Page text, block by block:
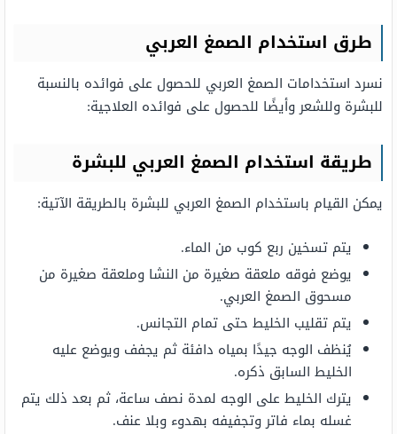
طرق استخدام الصمغ العربي
نسرد استخدامات الصمغ العربي للحصول على فوائده بالنسبة
للبشرة وللشعر وأيضًا للحصول على فوائده العلاجية:
طريقة استخدام الصمغ العربي للبشرة
يمكن القيام باستخدام الصمغ العربي للبشرة بالطريقة الآتية:
يتم تسخين ربع كوب من الماء.
يوضع فوقه ملعقة صغيرة من النشا وملعقة صغيرة من
مسحوق الصمغ العربي.
يتم تقليب الخليط حتى تمام التجانس.
يُنظف الوجه جيدًا بمياه دافئة ثم يجفف ويوضع عليه
الخليط السابق ذكره.
يترك الخليط على الوجه لمدة نصف ساعة، ثم بعد ذلك يتم
غسله بماء فاتر وتجفيفه بهدوء وبلا عنف.